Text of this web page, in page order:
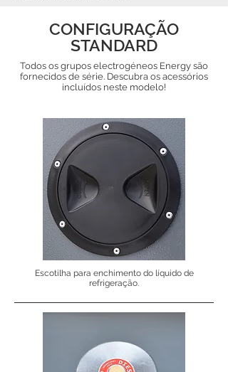
CONFIGURAÇÃO
STANDARD
Todos os grupos electrogéneos Energy são
fornecidos de série. Descubra os acessórios
incluídos neste modelo!
Escotilha para enchimento do líquido de
refrigeração.